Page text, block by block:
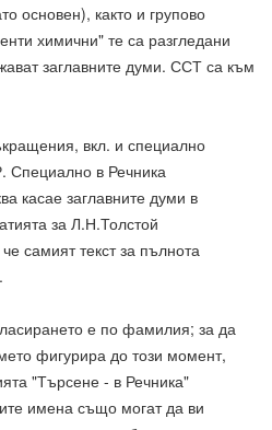
основен), както и групово
химични" те са разгледани
заглавните думи. ССТ са към
вкл. и специално
Специално в Речника
касае заглавните думи в
за Л.Н.Толстой
самият текст за пълнота
е по фамилия; за да
фигурира до този момент,
"Търсене - в Речника"
имена също могат да ви